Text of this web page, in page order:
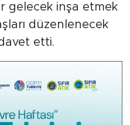
gelecek inşa etmek
düzenlenecek
etti.